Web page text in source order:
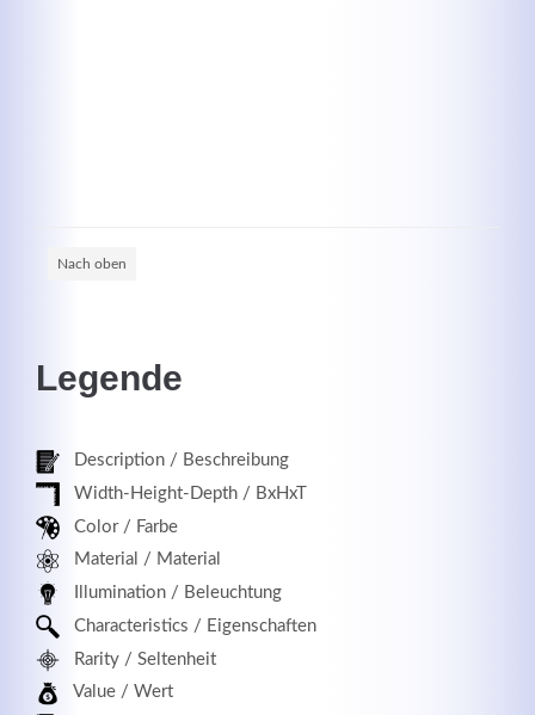
Nach oben
Legende
Description / Beschreibung
Width-Height-Depth / BxHxT
Color / Farbe
Material / Material
Illumination / Beleuchtung
Characteristics / Eigenschaften
Rarity / Seltenheit
Value / Wert